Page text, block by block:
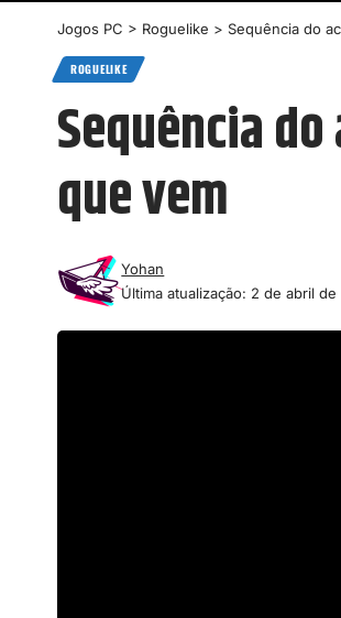
Jogos PC > Roguelike > Sequência do
ROGUELIKE
Sequência
que vem
Última atualização: 2 de abril de
Yohan